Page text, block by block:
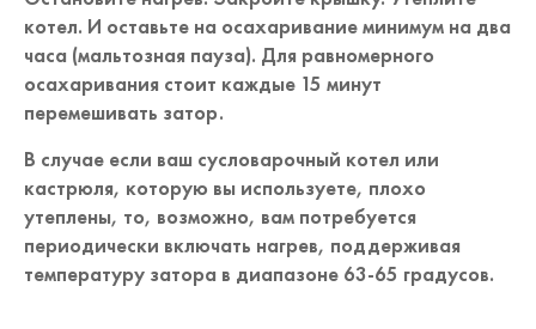
котел. И оставьте на осахаривание минимум на два
часа (мальтозная пауза). Для равномерного
осахаривания стоит каждые 15 минут
перемешивать затор.
В случае если ваш сусловарочный котел или
кастрюля, которую вы используете, плохо
утеплены, то, возможно, вам потребуется
периодически включать нагрев, поддерживая
температуру затора в диапазоне 63-65 градусов.